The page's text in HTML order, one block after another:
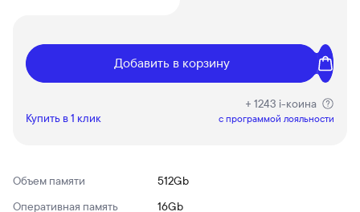
Добавить в корзину
Купить в 1 клик
+ 1243 i-коина
c программой лояльности
Объем памяти
512Gb
Оперативная память
16Gb